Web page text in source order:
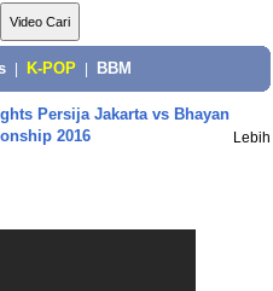
K-POP BBM
Persija Jakarta vs Bhayan
2016
Lebih